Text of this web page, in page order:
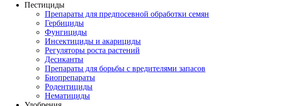
Пестициды
Препараты для предпосевной обработки семян
Гербициды
Фунгициды
Инсектициды и акарициды
Регуляторы роста растений
Десиканты
Препараты для борьбы с вредителями запасов
Биопрепараты
Родентициды
Нематициды